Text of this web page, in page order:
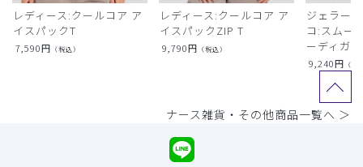
レディース:クールコア ア
イスパックT
7,590円 （税込）
レディース:クールコア ア
イスパックZIP T
9,790円 （税込）
ジェラー
コ:スムー
ーディガン
9,240円 （税
ナース雑貨・その他商品一覧へ ＞